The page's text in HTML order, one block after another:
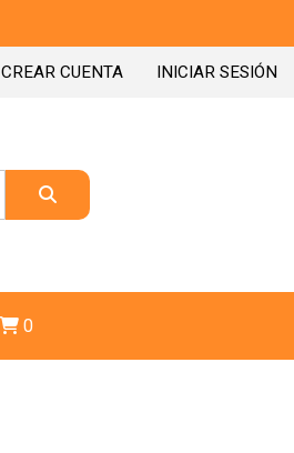
CREAR CUENTA INICIAR SESIÓN
0